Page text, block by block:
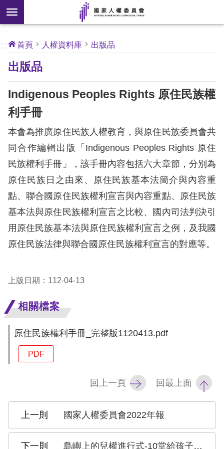
前往主要內容區塊
搜
尋
開
核
心
權
公
約
關
於
本
會
最
新
消
息
業
核
心
人
權
陳
情
申
:::
首頁 人權資料庫 出版品
出版品
Indigenous Peoples Rights 原住民族權
利手冊
本會為推廣原住民族人權教育，與原住民族委員會共
同合作編輯出版「Indigenous Peoples Rights 原住
民族權利手冊」，該手冊內容包括六大章節，分別為
原住民族日之由來、原住民族基本法簡介與內容重
點、聯合國原住民族權利宣言與內容重點、原住民族
基本法與原住民族權利宣言之比較、國內司法判決引
用原住民族基本法與原住民族權利宣言之例，及我國
原住民族法律與聯合國原住民族權利宣言的對應等。
上版日期：112-04-13
相關檔案
原住民族權利手冊_完整版1120413.pdf
PDF
回上一頁 回最上面
國家人權委員會2022年報
島嶼上的兒權進行式-10堂給孩子的兒童權利必修課(CRC獨立評估意見兒少版)